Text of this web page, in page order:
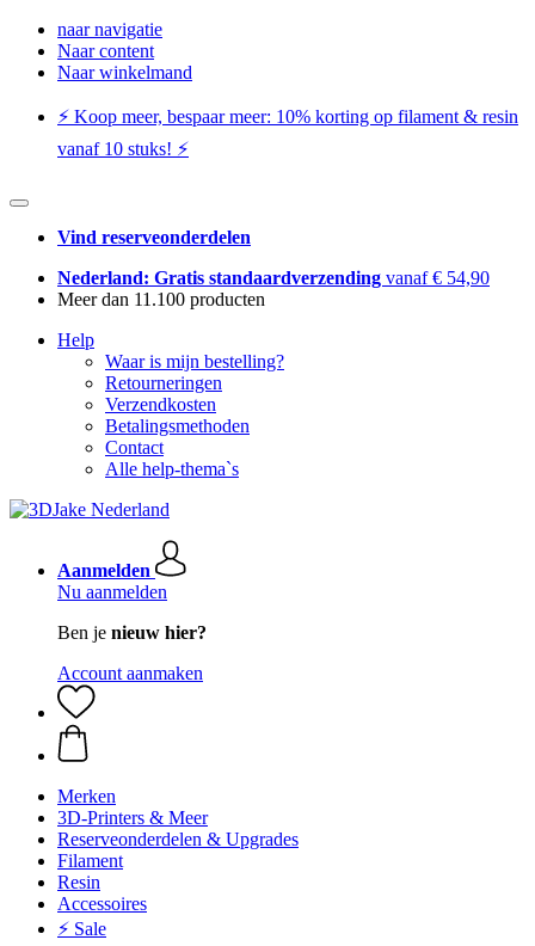
naar navigatie
Naar content
Naar winkelmand
⚡️ Koop meer, bespaar meer: ​​10% korting op filament & resin
vanaf 10 stuks! ⚡️
Vind reserveonderdelen
Nederland: Gratis standaardverzending vanaf € 54,90
Meer dan 11.100 producten
Help
Waar is mijn bestelling?
Retourneringen
Verzendkosten
Betalingsmethoden
Contact
Alle help-thema`s
Aanmelden
Nu aanmelden
Ben je nieuw hier?
Account aanmaken
Merken
3D-Printers & Meer
Reserveonderdelen & Upgrades
Filament
Resin
Accessoires
⚡ Sale